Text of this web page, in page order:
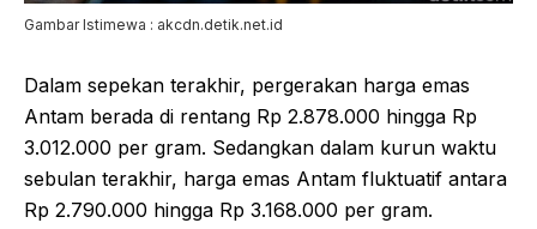
Gambar Istimewa : akcdn.detik.net.id
Dalam sepekan terakhir, pergerakan harga emas
Antam berada di rentang Rp 2.878.000 hingga Rp
3.012.000 per gram. Sedangkan dalam kurun waktu
sebulan terakhir, harga emas Antam fluktuatif antara
Rp 2.790.000 hingga Rp 3.168.000 per gram.